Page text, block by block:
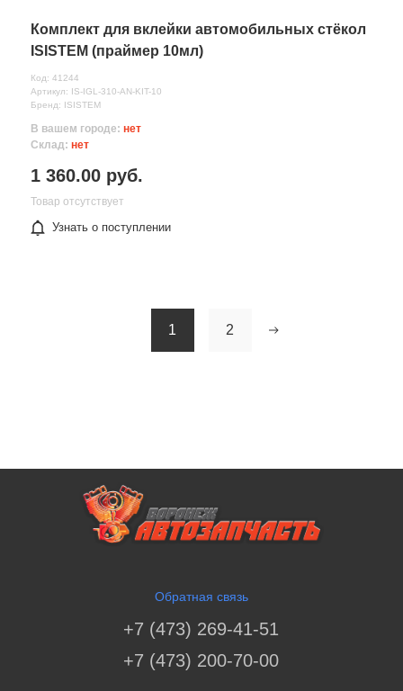
Комплект для вклейки автомобильных стёкол
ISISTEM (праймер 10мл)
Код: 41244
Артикул: IS-IGL-310-AN-KIT-10
Бренд: ISISTEM
В вашем городе: нет
Склад: нет
1 360.00 руб.
Товар отсутствует
Узнать о поступлении
1 2
Обратная связь
+7 (473) 269-41-51
+7 (473) 200-70-00